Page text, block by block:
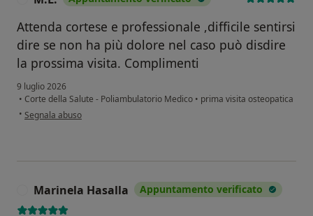
Attenda cortese e professionale ,difficile sentirsi
dire se non ha più dolore nel caso può disdire
la prossima visita. Complimenti
9 luglio 2026
• Corte della Salute - Poliambulatorio Medico • prima visita osteopatica
• secondo l'opinione dell'utente M.L.
Segnala abuso
Marinela Hasalla Appuntamento verificato